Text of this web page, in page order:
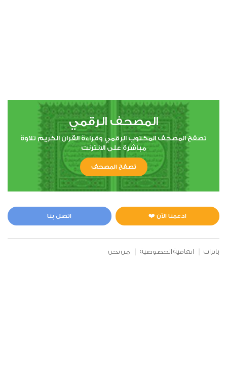
المصحف الرقمي
تصفح المصحف المكتوب الرقمي وقراءة القران الكريم تلاوة
مباشرة على الانترنت
تصفح المصحف
ادعمنا الآن ❤️ اتصل بنا
بانرات اتفاقية الخصوصية من نحن